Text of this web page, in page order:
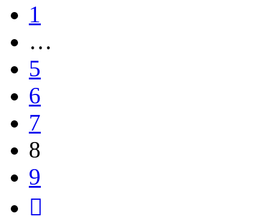
1
…
5
6
7
8
9